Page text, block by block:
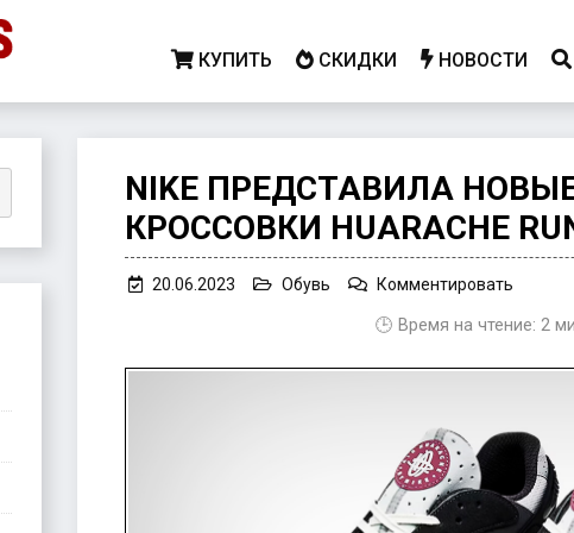
КУПИТЬ СКИДКИ НОВОСТИ
NIKE ПРЕДСТАВИЛА
КРОССОВКИ HUARACHE
20.06.2023 Обувь Комментировать
Huarache
Runner
🕒 Время на чтение: 2